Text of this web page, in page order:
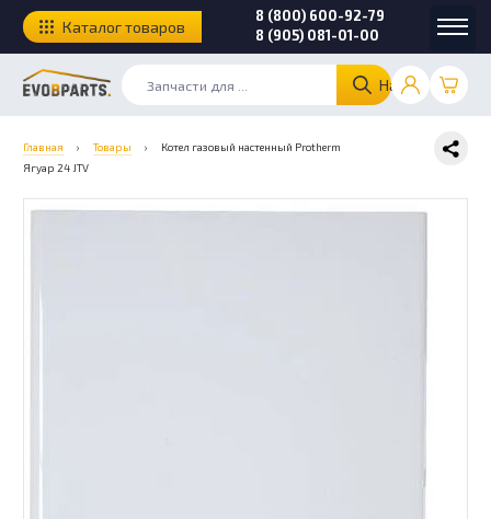
Найти
8 (800) 600-92-79
8 (905) 081-01-00
Каталог товаров
Главная › Товары ›
Котел газовый настенный Protherm
Ягуар 24 JTV